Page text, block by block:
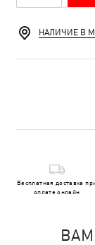
НАЛИЧИЕ В
Бесплатная доставка
оплате онлайн